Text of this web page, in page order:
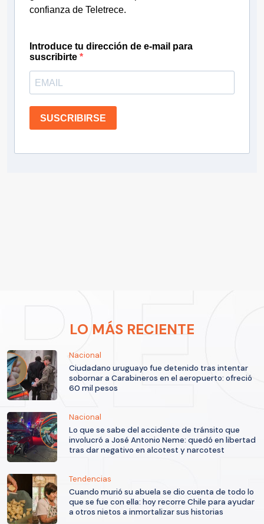
confianza de Teletrece.
Introduce tu dirección de e-mail para
suscribirte
SUSCRIBIRSE
LO MÁS RECIENTE
Nacional
Ciudadano uruguayo fue detenido tras intentar
sobornar a Carabineros en el aeropuerto: ofreció
60 mil pesos
Nacional
Lo que se sabe del accidente de tránsito que
involucró a José Antonio Neme: quedó en libertad
tras dar negativo en alcotest y narcotest
Tendencias
Cuando murió su abuela se dio cuenta de todo lo
que se fue con ella: hoy recorre Chile para ayudar
a otros nietos a inmortalizar sus historias